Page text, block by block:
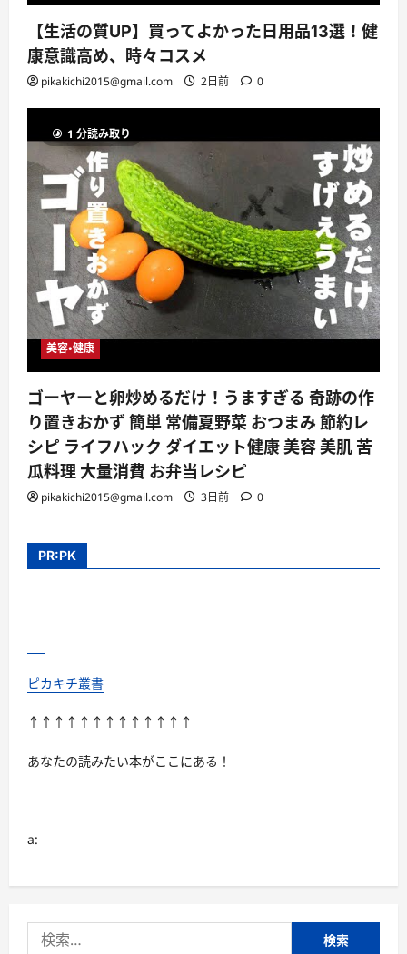
【生活の質UP】買ってよかった日用品13選！健
康意識高め、時々コスメ
pikakichi2015@gmail.com 2日前 0
1 分読み取り
美容・健康
ゴーヤーと卵炒めるだけ！うますぎる 奇跡の作
り置きおかず 簡単 常備夏野菜 おつまみ 節約レ
シピ ライフハック ダイエット健康 美容 美肌 苦
瓜料理 大量消費 お弁当レシピ
pikakichi2015@gmail.com 3日前 0
PR:PK
ピカキチ叢書
↑↑↑↑↑↑↑↑↑↑↑↑↑
あなたの読みたい本がここにある！
a: